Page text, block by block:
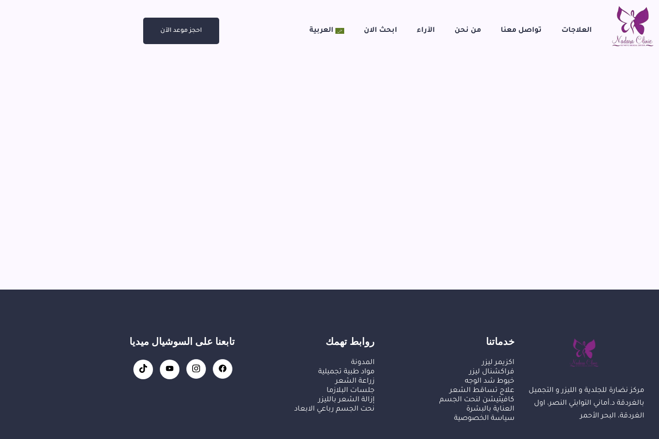
العلاجات تواصل معنا من نحن الآراء ابحث الان العربية احجز موعد الآن
مركز نضارة للجلدية و الليزر و التجميل
بالغردقة د.أماني التوابتي النصر، اول
الغردقة، البحر الأحمر
خدماتنا
اكزيمر ليزر
فراكشنال ليزر
خيوط شد الوجه
علاج تساقط الشعر
كافيتيشن لنحت الجسم
العناية بالبشرة
سياسة الخصوصية
روابط تهمك
المدونة
مواد طبية تجميلية
زراعة الشعر
جلسات البلازما
إزالة الشعر بالليزر
نحت الجسم رباعي الابعاد
تابعنا على السوشيال ميديا